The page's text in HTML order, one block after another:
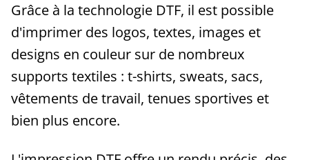
Grâce à la technologie DTF, il est possible
d'imprimer des logos, textes, images et
designs en couleur sur de nombreux
supports textiles : t-shirts, sweats, sacs,
vêtements de travail, tenues sportives et
bien plus encore.